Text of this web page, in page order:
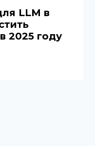
LLM в
2025 году